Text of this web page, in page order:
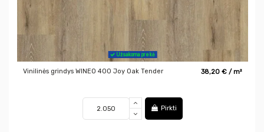
Užsakoma prekė
Vinilinės grindys WINEO 400 Joy Oak Tender 38,20 € / m²
Pirkti